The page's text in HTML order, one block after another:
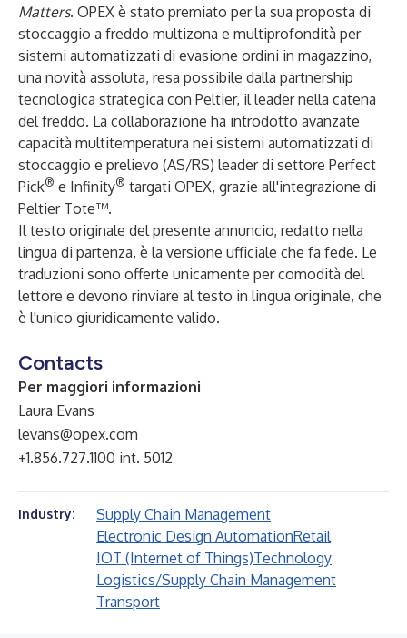
Matters. OPEX è stato premiato per la sua proposta di
stoccaggio a freddo multizona e multiprofondità per
sistemi automatizzati di evasione ordini in magazzino,
una novità assoluta, resa possibile dalla partnership
tecnologica strategica con Peltier, il leader nella catena
del freddo. La collaborazione ha introdotto avanzate
capacità multitemperatura nei sistemi automatizzati di
stoccaggio e prelievo (AS/RS) leader di settore Perfect
Pick® e Infinity® targati OPEX, grazie all'integrazione di
Peltier Tote™.
Il testo originale del presente annuncio, redatto nella
lingua di partenza, è la versione ufficiale che fa fede. Le
traduzioni sono offerte unicamente per comodità del
lettore e devono rinviare al testo in lingua originale, che
è l'unico giuridicamente valido.
Contacts
Per maggiori informazioni
Laura Evans
levans@opex.com
+1.856.727.1100 int. 5012
Industry:
Supply Chain Management
Electronic Design AutomationRetail
IOT (Internet of Things)Technology
Logistics/Supply Chain Management
Transport